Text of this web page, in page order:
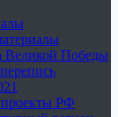
Великой Победы
РФ